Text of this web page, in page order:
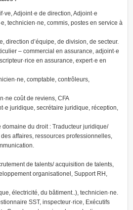
Adjoint·e de direction, Adjoint·e
technicien·ne, commis, postes en service à
direction d’équipe, de division, de secteur.
– commercial en assurance, adjoint·e
en assurance, expert·e en
comptable, contrôleurs,
coût de reviens, CFA
juridique, secrétaire juridique, réception,
du droit : Traducteur juridique/
affaires, ressources professionnelles,
de talents/ acquisition de talents,
organisationel, Support RH,
électricité, du bâtiment..), technicien·ne.
SST, inspecteur·rice, Exécutifs